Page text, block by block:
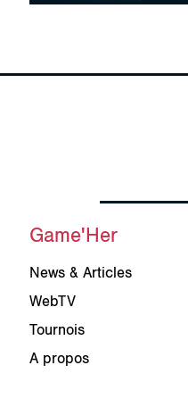
Game'Her
News & Articles
WebTV
Tournois
A propos